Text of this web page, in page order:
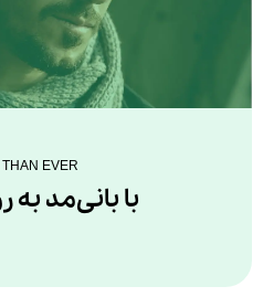
EVER
با بانی‌مد به